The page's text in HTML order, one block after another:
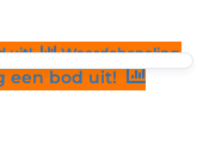
uit! Waardebepaling
een bod uit!